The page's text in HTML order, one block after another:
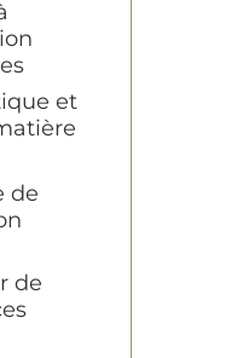
et
de
de